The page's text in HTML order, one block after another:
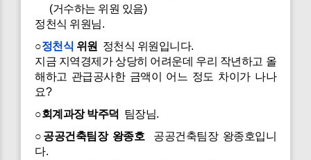
(거수하는 위원 있음)
정천식 위원님.
○정천식 위원
정천식 위원입니다.
지금 지역경제가 상당히 어려운데 우리 작년하고 올
해하고 관급공사한 금액이 어느 정도 차이가 나나
요?
○회계과장 박주덕 팀장님.
○공공건축팀장 왕종호 공공건축팀장 왕종호입니
다.